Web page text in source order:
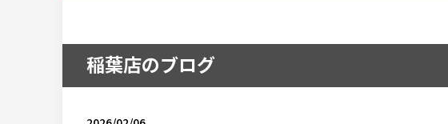
稲葉店のブログ